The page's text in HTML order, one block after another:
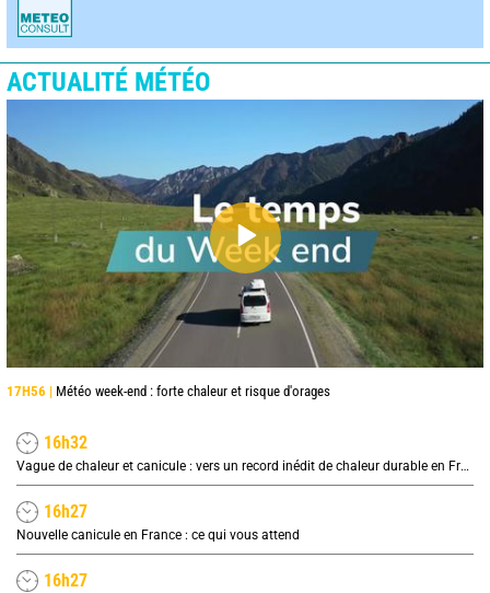
ACTUALITÉ MÉTÉO
17H56 | Météo week-end : forte chaleur et risque d'orages
16h32
Vague de chaleur et canicule : vers un record inédit de chaleur durable en France
16h27
Nouvelle canicule en France : ce qui vous attend
16h27